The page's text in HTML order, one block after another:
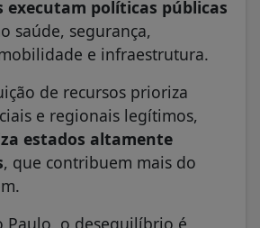
executam políticas públicas
saúde, segurança,
e infraestrutura.
de recursos prioriza
e regionais legítimos,
estados altamente
, que contribuem mais do
Paulo, o desequilíbrio é